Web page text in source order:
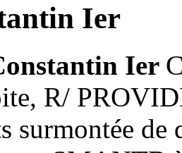
Ier
Ier
R/
surmontée